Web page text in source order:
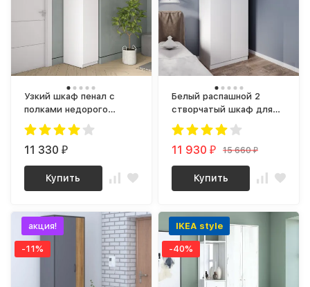
Узкий шкаф пенал с
полками недорого
ШР-01 СИТИ ЛДСП
Белый
11 330₽
Купить
Белый распашной 2
створчатый шкаф для
одежды со штангой МШ
800.1 (МП/3) МС мори
11 930₽ 15 660₽
Купить
акция!
-11%
IKEA style
-40%